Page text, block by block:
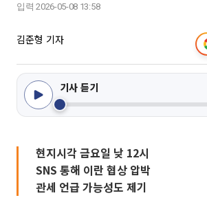
입력 2026-05-08 13:58
김준형 기자
기사 듣기
현지시각 금요일 낮 12시
SNS 통해 이란 협상 압박
관세 언급 가능성도 제기